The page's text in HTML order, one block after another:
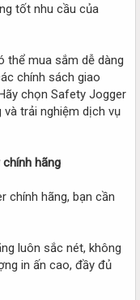
tốt nhu cầu của
thể mua sắm dễ dàng
chính sách giao
chọn Safety Jogger
trải nghiệm dịch vụ
hãng
chính hãng, bạn cần
luôn sắc nét, không
in ấn cao, đầy đủ